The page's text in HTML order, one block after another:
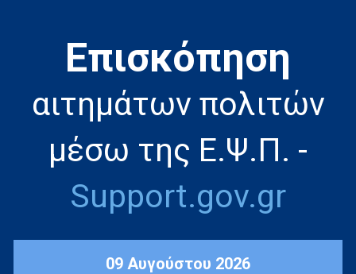
Eπισκόπηση
αιτημάτων πολιτών
μέσω της Ε.Ψ.Π. -
Support.gov.gr
09 Αυγούστου 2026